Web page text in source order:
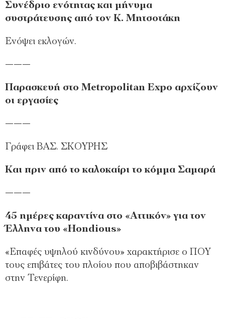
Συνέδριο ενότητας και μήνυμα
συστράτευσης από τον Κ. Μητσοτάκη
Ενόψει εκλογών.
———
Παρασκευή στο Metropolitan Expo αρχίζουν
οι εργασίες
———
Γράφει ΒΑΣ. ΣΚΟΥΡΗΣ
Και πριν από το καλοκαίρι το κόμμα Σαμαρά
———
45 ημέρες καραντίνα στο «Αττικόν» για τον
Έλληνα του «Hondious»
«Επαφές υψηλού κινδύνου» χαρακτήρισε ο ΠΟΥ
τους επιβάτες του πλοίου που αποβιβάστηκαν
στην Τενερίφη.